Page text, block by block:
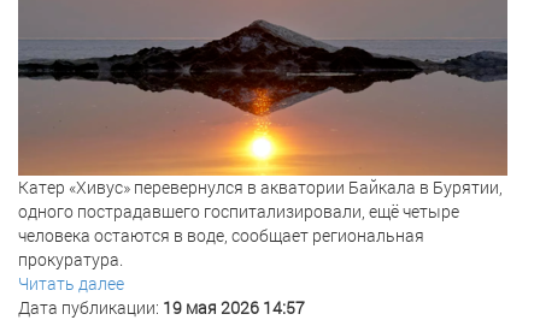
Катер «Хивус» перевернулся в акватории Байкала в Бурятии,
одного пострадавшего госпитализировали, ещё четыре
человека остаются в воде, сообщает региональная
прокуратура.
Читать далее
Дата публикации: 19 мая 2026 14:57